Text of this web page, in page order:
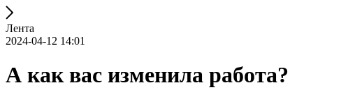
Лента
2024-04-12 14:01
А как вас изменила работа?